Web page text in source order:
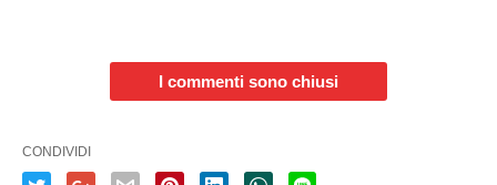
I commenti sono chiusi
CONDIVIDI